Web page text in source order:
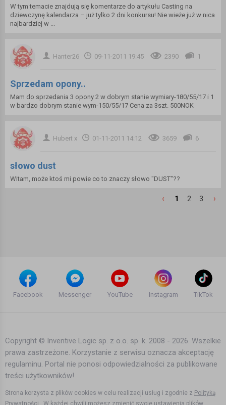
W tym temacie znajdują się komentarze do artykułu Casting na
dziewczynę kalendarza – już tylko 2 dni konkursu! Nie wieże już w nica
najbardziej w ...
Hanter26 09-11-2011 19:45 2390 1
Sprzedam opony..
Mam do sprzedania 3 opony 2 w dobrym stanie wymiary-180/55/17 i 1
w bardzo dobrym stanie wym-150/55/17 Cena za 3szt. 500NOK
Hubert x 01-11-2011 14:12 3659 6
słowo dust
Witam, może ktoś mi powie co to znaczy słowo "DUST"??
‹ 1 2 3 ›
Facebook Messenger YouTube Instagram TikTok
Copyright © Inventive Logic sp. z o.o. sp. k. 2008 - 2026. Wszelkie
prawa zastrzeżone. Korzystanie z serwisu oznacza akceptację
regulaminu. Portal nie ponosi odpowiedzialności za publikowane
treści użytkowników!
Strona korzysta z plików cookies w celu realizacji usług i zgodnie z Polityką
Prywatności.
W każdej chwili możesz zmienić swoje ustawienia plików